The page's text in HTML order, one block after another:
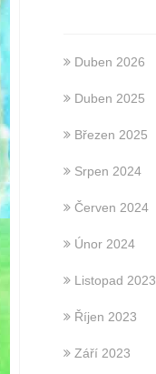
Duben 2026
Duben 2025
Březen 2025
Srpen 2024
Červen 2024
Únor 2024
Listopad 2023
Říjen 2023
Září 2023